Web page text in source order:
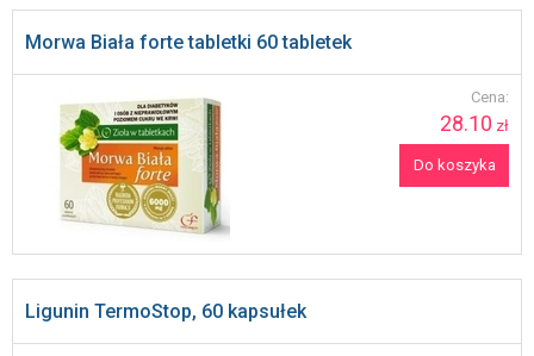
Morwa Biała forte tabletki 60 tabletek
Cena:
28.10 zł
Do koszyka
Ligunin TermoStop, 60 kapsułek